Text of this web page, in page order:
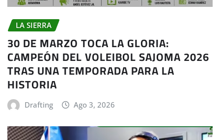
LA SIERRA
30 DE MARZO TOCA LA GLORIA:
CAMPEÓN DEL VOLEIBOL SAJOMA 2026
TRAS UNA TEMPORADA PARA LA
HISTORIA
Drafting Ago 3, 2026